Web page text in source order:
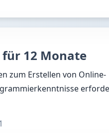
12 Monate
zum Erstellen von Online-